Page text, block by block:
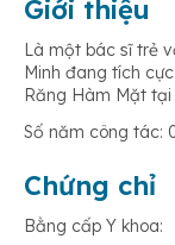
Giới thiệu
Là một bác sĩ trẻ
Minh đang tích
Răng Hàm Mặt
Số năm công tác:
Chứng chỉ
Bằng cấp Y khoa: